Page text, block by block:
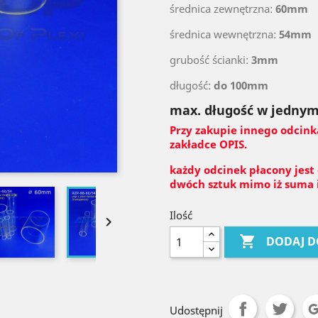

średnica zewnętrzna: 60mm
średnica wewnętrzna: 54mm
grubość ścianki: 3mm
długość: do 100mm
max. długość w
Przy zakupie innego
zakładce OPIS.
każdy odcinek płacony
dwóch sztuk mimo iż suma
Ilość
 DODAJ
Udostępnij